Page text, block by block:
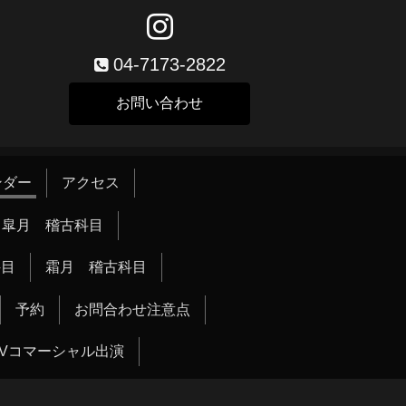
04-7173-2822
お問い合わせ
ー アクセス
皐月 稽古科目
霜月 稽古科目
予約 お問合わせ注意点
コマーシャル出演